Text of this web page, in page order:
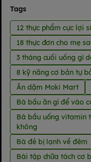
Tags
12 thực phẩm cực lợi
18 thực đơn cho mẹ
3 tháng cuối uống gì
8 kỹ năng cơ bản tự
Ăn dặm Moki Mart
Bà bầu ăn gì để vào
Bà bầu uống vitamin
không
Bà đẻ bị lạnh về đêm
Bài tập chữa tách cơ